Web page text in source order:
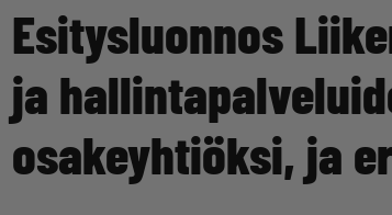
Esitysluonnos
ja
osakeyhtiöksi, ja